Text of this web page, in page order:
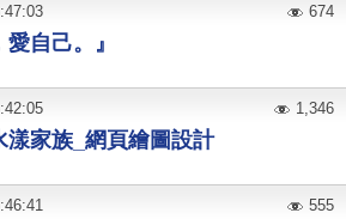
愛自己。』
674
漾家族_網頁繪圖設計
1,346
555